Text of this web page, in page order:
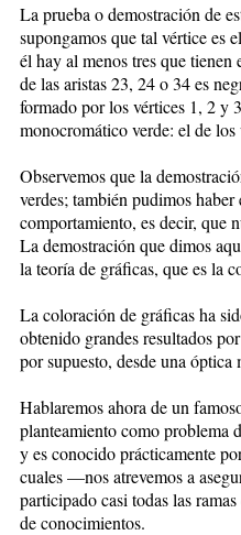
La prueba o demostración de
supongamos que tal vértice es
él hay al menos tres que
de las aristas 23, 24 o 34 es
formado por los vértices 1, 2 y 3
monocromático verde: el de
Observemos que la
verdes; también pudimos
comportamiento, es decir, que
La demostración que dimos
la teoría de gráficas, que es la
La coloración de gráficas ha
obtenido grandes resultados
por supuesto, desde una óptica
Hablaremos ahora de un
planteamiento como problema
y es conocido prácticamente
cuales —nos atrevemos a
participado casi todas las
de conocimientos.